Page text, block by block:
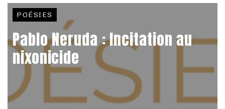
POÉSIES
Pablo Neruda : Incitation au
nixonicide